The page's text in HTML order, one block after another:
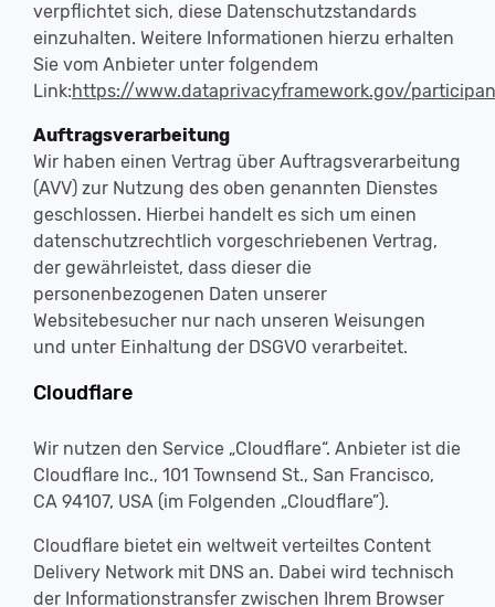
verpflichtet sich, diese Datenschutzstandards
einzuhalten. Weitere Informationen hierzu erhalten
Sie vom Anbieter unter folgendem
Link:https://www.dataprivacyframework.gov/
Auftragsverarbeitung
Wir haben einen Vertrag über Auftragsverarbeitung
(AVV) zur Nutzung des oben genannten Dienstes
geschlossen. Hierbei handelt es sich um einen
datenschutzrechtlich vorgeschriebenen Vertrag,
der gewährleistet, dass dieser die
personenbezogenen Daten unserer
Websitebesucher nur nach unseren Weisungen
und unter Einhaltung der DSGVO verarbeitet.
Cloudflare
Wir nutzen den Service „Cloudflare“. Anbieter ist die
Cloudflare Inc., 101 Townsend St., San Francisco,
CA 94107, USA (im Folgenden „Cloudflare”).
Cloudflare bietet ein weltweit verteiltes Content
Delivery Network mit DNS an. Dabei wird technisch
der Informationstransfer zwischen Ihrem Browser